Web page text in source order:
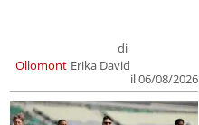
Ollomont
di
Erika David
il 06/08/2026